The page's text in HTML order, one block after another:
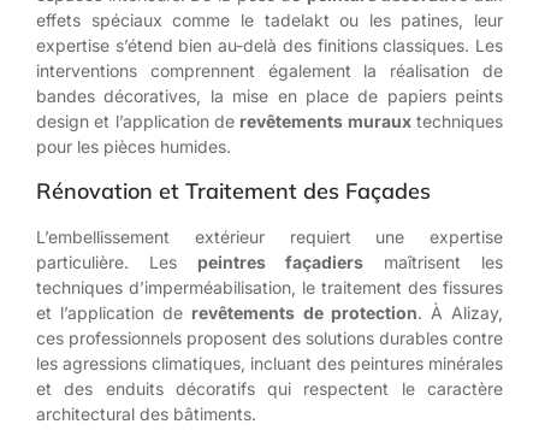
effets spéciaux comme le tadelakt ou les patines, leur
expertise s’étend bien au-delà des finitions classiques. Les
interventions comprennent également la réalisation de
bandes décoratives, la mise en place de papiers peints
design et l’application de revêtements murauxtechniques
pour les pièces humides.
Rénovation et Traitement des Façades
L’embellissement extérieur requiert une expertise
particulière. Les peintres façadiers maîtrisent les
techniques d’imperméabilisation, le traitement des fissures
et l’application de revêtements de protection. À Alizay,
ces professionnels proposent des solutions durables contre
les agressions climatiques, incluant des peintures minérales
et des enduits décoratifs qui respectent le caractère
architectural des bâtiments.